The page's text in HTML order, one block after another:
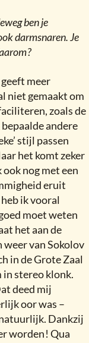
ben je
darmsnaren. Je
?
meer
niet gemaakt om
zoals de
andere
stijl passen
het komt zeker
nog met een
eruit
ik vooral
moet weten
het aan de
weer van Sokolov
in de Grote Zaal
in stereo klonk.
deed mij
oor was –
Dankzij
worden! Qua